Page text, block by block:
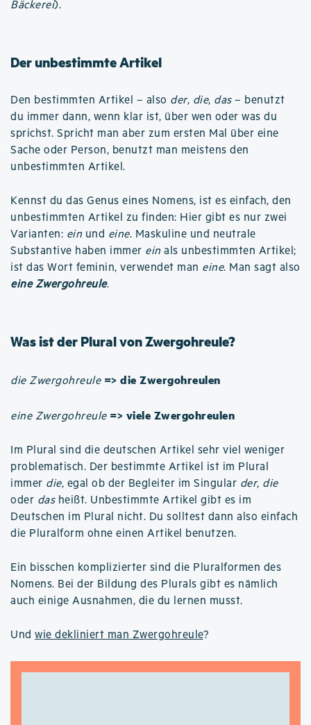
Bäckerei).
Der unbestimmte Artikel
Den bestimmten Artikel – also der, die, das– benutzt
du immer dann, wenn klar ist, über wen oder was du
sprichst. Spricht man aber zum ersten Mal über eine
Sache oder Person, benutzt man meistens den
unbestimmten Artikel.
Kennst du das Genus eines Nomens, ist es einfach, den
unbestimmten Artikel zu finden: Hier gibt es nur zwei
Varianten: ein und eine. Maskuline und neutrale
Substantive haben immer ein als unbestimmten Artikel;
ist das Wort feminin, verwendet man eine. Man sagt also
eine Zwergohreule.
Was ist der Plural von Zwergohreule?
die Zwergohreule => die Zwergohreulen
eine Zwergohreule => viele Zwergohreulen
Im Plural sind die deutschen Artikel sehr viel weniger
problematisch. Der bestimmte Artikel ist im Plural
immer die, egal ob der Begleiter im Singular der, die
oder dasheißt. Unbestimmte Artikel gibt es im
Deutschen im Plural nicht. Du solltest dann also einfach
die Pluralform ohne einen Artikel benutzen.
Ein bisschen komplizierter sind die Pluralformen des
Nomens. Bei der Bildung des Plurals gibt es nämlich
auch einige Ausnahmen, die du lernen musst.
Und wie dekliniert man Zwergohreule?